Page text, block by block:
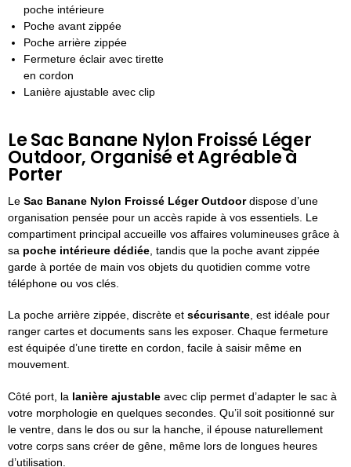
poche intérieure
Poche avant zippée
Poche arrière zippée
Fermeture éclair avec tirette
en cordon
Lanière ajustable avec clip
Le Sac Banane Nylon Froissé Léger
Outdoor, Organisé et Agréable à
Porter
Le Sac Banane Nylon Froissé Léger Outdoordispose d’une
organisation pensée pour un accès rapide à vos essentiels. Le
compartiment principal accueille vos affaires volumineuses grâce à
sa poche intérieure dédiée , tandis que la poche avant zippée
garde à portée de main vos objets du quotidien comme votre
téléphone ou vos clés.
La poche arrière zippée, discrète et sécurisante , est idéale pour
ranger cartes et documents sans les exposer. Chaque fermeture
est équipée d’une tirette en cordon, facile à saisir même en
mouvement.
Côté port, la lanière ajustable avec clip permet d’adapter le sac à
votre morphologie en quelques secondes. Qu’il soit positionné sur
le ventre, dans le dos ou sur la hanche, il épouse naturellement
votre corps sans créer de gêne, même lors de longues heures
d’utilisation.